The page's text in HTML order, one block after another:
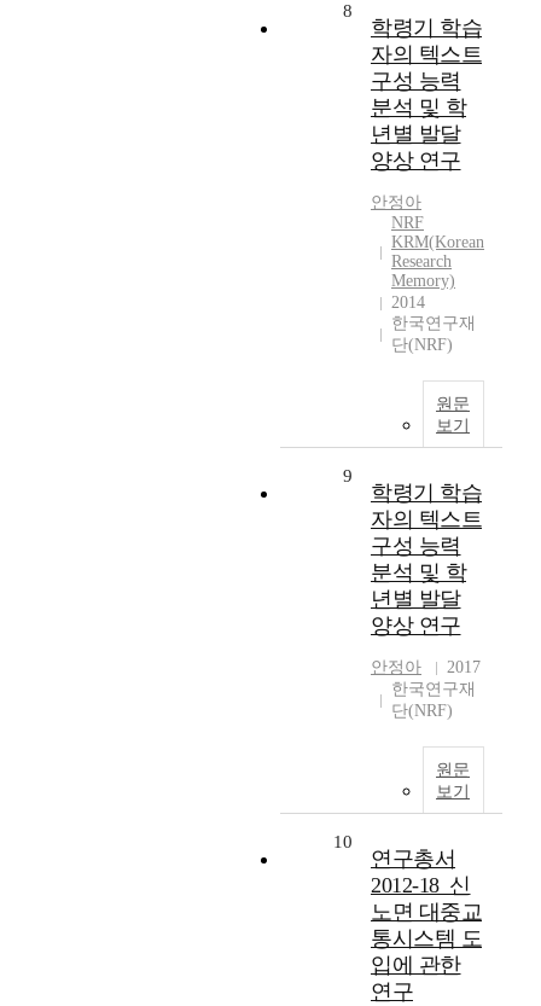
8
학령기 학습
자의 텍스트
구성 능력
분석 및 학
년별 발달
양상 연구
안정아
NRF
KRM(Korean
Research
Memory)
2014
한국연구재
단(NRF)
원문
보기
9
학령기 학습
자의 텍스트
구성 능력
분석 및 학
년별 발달
양상 연구
안정아
2017
한국연구재
단(NRF)
원문
보기
10
연구총서
2012-18_신
노면 대중교
통시스템 도
입에 관한
연구